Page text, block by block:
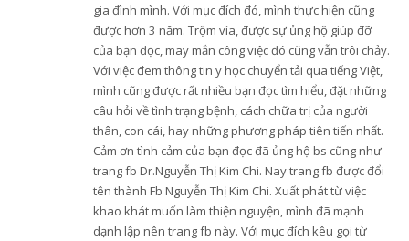
gia đình mình. Với mục đích đó, mình thực hiện cũng
được hơn 3 năm. Trộm vía, được sự ủng hộ giúp đỡ
của bạn đọc, may mắn công việc đó cũng vẫn trôi chảy.
Với việc đem thông tin y học chuyển tải qua tiếng Việt,
mình cũng được rất nhiều bạn đọc tìm hiểu, đặt những
câu hỏi về tình trạng bệnh, cách chữa trị của người
thân, con cái, hay những phương pháp tiên tiến nhất.
Cảm ơn tình cảm của bạn đọc đã ủng hộ bs cũng như
trang fb Dr.Nguyễn Thị Kim Chi. Nay trang fb được đổi
tên thành Fb Nguyễn Thị Kim Chi. Xuất phát từ việc
khao khát muốn làm thiện nguyện, mình đã mạnh
dạnh lập nên trang fb này. Với mục đích kêu gọi từ